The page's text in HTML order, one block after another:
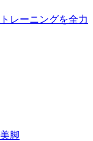
レーニングを全力
脚